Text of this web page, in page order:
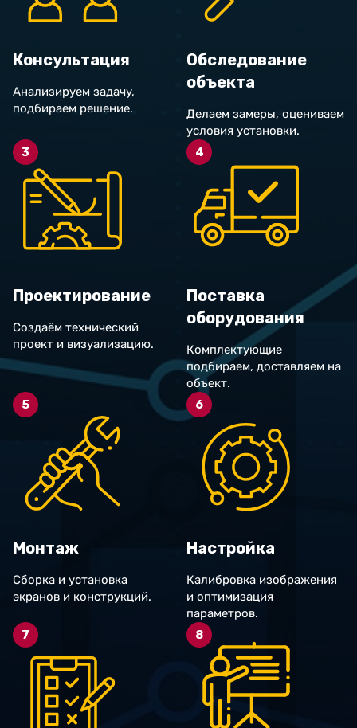
Консультация
Анализируем задачу,
подбираем решение.
Обследование
объекта
Делаем замеры, оцениваем
условия установки.
3
Проектирование
Создаём технический
проект и визуализацию.
4
Поставка
оборудования
Комплектующие
подбираем, доставляем на
объект.
5
Монтаж
Сборка и установка
экранов и конструкций.
6
Настройка
Калибровка изображения
и оптимизация
параметров.
7
8